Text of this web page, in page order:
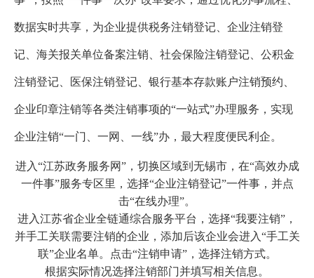
数据实时共享，为企业提供税务注销登记、企业注销登
记、海关报关单位备案注销、社会保险注销登记、公积金
注销登记、医保注销登记、银行基本存款账户注销预约、
企业印章注销等各类注销事项的“一站式”办理服务，实现
企业注销“一门、一网、一线”办，最大程度便民利企。
进入“江苏政务服务网”，切换区域到无锡市，在“高效办成
一件事”服务专区里，选择“企业注销登记”一件事，并点
击“在线办理”。
进入江苏省企业全链通综合服务平台，选择“我要注销”，
并手工关联需要注销的企业，添加后该企业会进入“手工关
联”企业名单。点击“注销申请”，选择注销方式。
根据实际情况选择注销部门并填写相关信息。